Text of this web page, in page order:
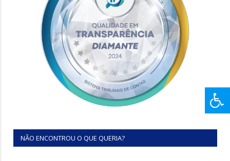
NÃO ENCONTROU O QUE QUERIA?